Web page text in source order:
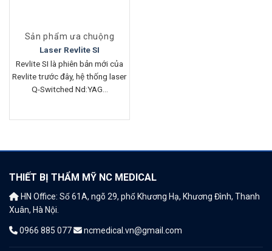
Sản phẩm ưa chuộng
Laser Revlite SI
Revlite SI là phiên bản mới của
Revlite trước đây, hệ thống laser
Q-Switched Nd:YAG...
THIẾT BỊ THẨM MỸ NC MEDICAL
HN Office: Số 61A, ngõ 29, phố Khương Hạ, Khương Đình, Thanh
Xuân, Hà Nội.
0966 885 077 ncmedical.vn@gmail.com